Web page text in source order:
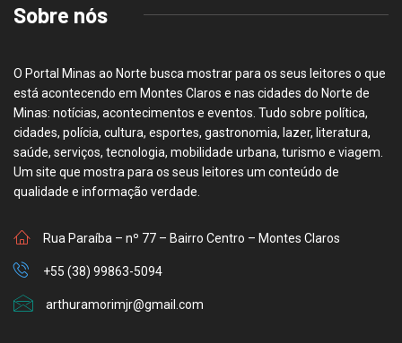
Sobre nós
O Portal Minas ao Norte busca mostrar para os seus leitores o que
está acontecendo em Montes Claros e nas cidades do Norte de
Minas: notícias, acontecimentos e eventos. Tudo sobre política,
cidades, polícia, cultura, esportes, gastronomia, lazer, literatura,
saúde, serviços, tecnologia, mobilidade urbana, turismo e viagem.
Um site que mostra para os seus leitores um conteúdo de
qualidade e informação verdade.
Rua Paraíba – nº 77 – Bairro Centro – Montes Claros
+55 (38) 99863-5094
arthuramorimjr@gmail.com